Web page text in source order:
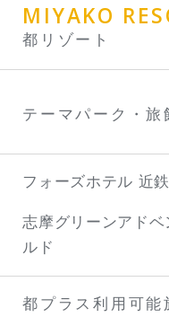
MIYAKO
都リゾート
テーマパーク・旅
フォーズホテル 近
志摩グリーンアドベ
ルド
都プラス利用可能